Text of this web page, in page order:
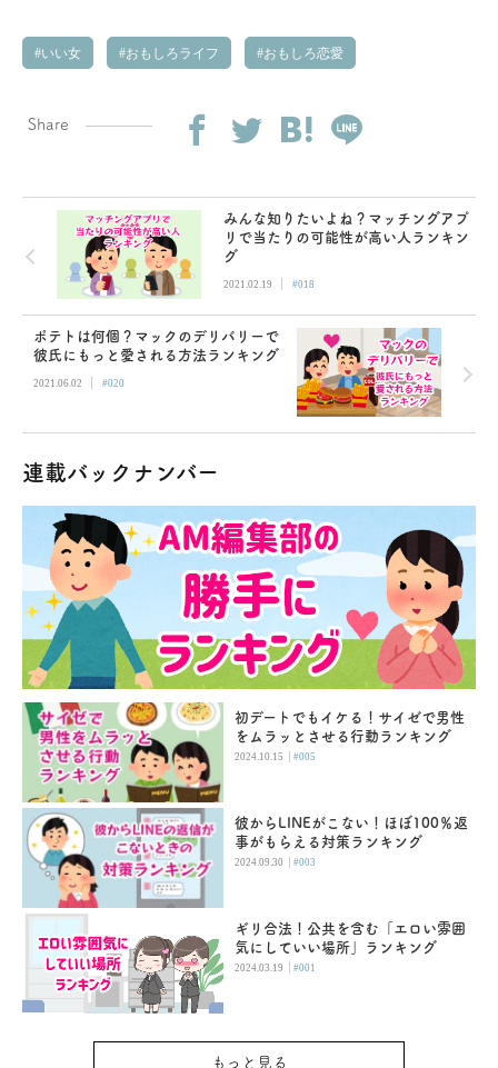
いい女 おもしろライフ おもしろ恋愛
Share
みんな知りたいよね？マッチングアプ
リで当たりの可能性が高い人ランキン
グ
2021.02.19 | #018
ポテトは何個？マックのデリバリーで
彼氏にもっと愛される方法ランキング
2021.06.02 | #020
連載バックナンバー
初デートでもイケる！サイゼで男性
をムラッとさせる行動ランキング
2024.10.15 |#005
彼からLINEがこない！ほぼ100％返
事がもらえる対策ランキング
2024.09.30 |#003
ギリ合法！公共を含む「エロい雰囲
気にしていい場所」ランキング
2024.03.19 |#001
もっと見る